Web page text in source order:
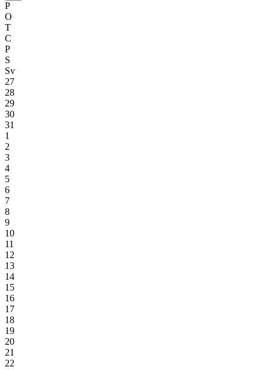
P
O
T
C
P
S
Sv
27
28
29
30
31
1
2
3
4
5
6
7
8
9
10
11
12
13
14
15
16
17
18
19
20
21
22